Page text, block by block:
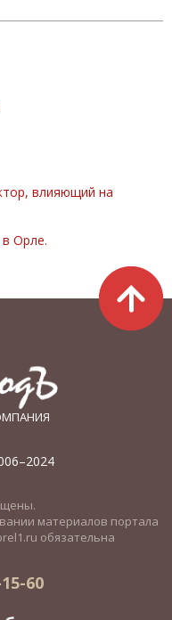
влияющий на
Орле.
материалов портала
обязательна
60